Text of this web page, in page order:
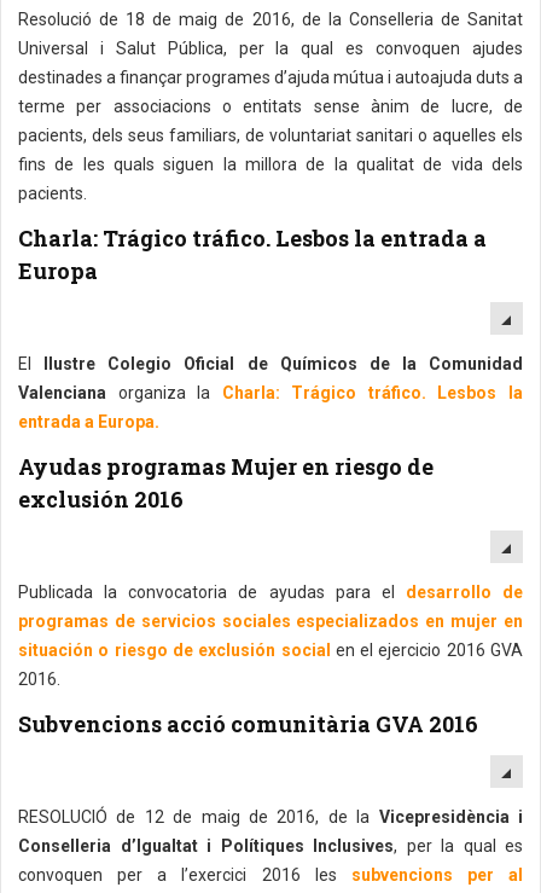
Resolució de 18 de maig de 2016, de la Conselleria de Sanitat
Universal i Salut Pública, per la qual es convoquen ajudes
destinades a finançar programes d’ajuda mútua i autoajuda duts a
terme per associacions o entitats sense ànim de lucre, de
pacients, dels seus familiars, de voluntariat sanitari o aquelles els
fins de les quals siguen la millora de la qualitat de vida dels
pacients.
Charla: Trágico tráfico. Lesbos la entrada a
Europa
El
Ilustre Colegio Oficial de Químicos de la Comunidad
Valenciana organiza la Charla: Trágico tráfico. Lesbos la
entrada a Europa.
Ayudas programas Mujer en riesgo de
exclusión 2016
Publicada la convocatoria de ayudas para el desarrollo de
programas de servicios sociales especializados en mujer en
situación o riesgo de exclusión social en el ejercicio 2016 GVA
2016.
Subvencions acció comunitària GVA 2016
RESOLUCIÓ de 12 de maig de 2016, de la Vicepresidència i
Conselleria d’Igualtat i Polítiques Inclusives, per la qual es
convoquen per a l’exercici 2016 les subvencions per al